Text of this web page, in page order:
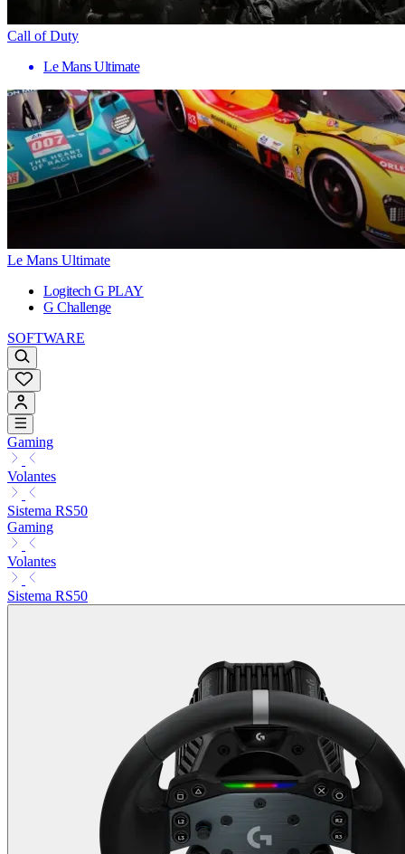
Call of Duty
Le Mans Ultimate
Le Mans Ultimate
Logitech G PLAY
G Challenge
SOFTWARE
Gaming
Volantes
Sistema RS50
Gaming
Volantes
Sistema RS50